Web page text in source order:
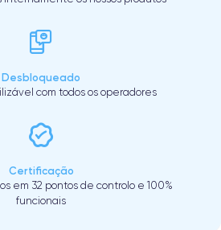
Desbloqueado
com todos os operadores
Certificação
em 32 pontos de controlo e 100%
funcionais